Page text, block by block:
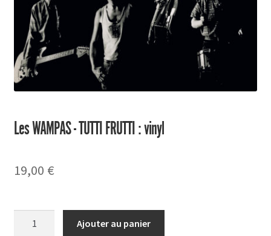
Les WAMPAS - TUTTI FRUTTI : vinyl
19,00 €
Ajouter au panier